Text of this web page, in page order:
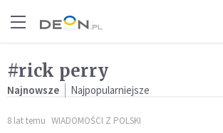
#rick perry
Najnowsze Najpopularniejsze
8 lat temu WIADOMOŚCI Z POLSKI